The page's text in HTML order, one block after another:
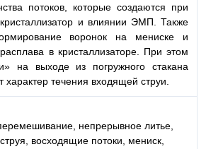
потоков, которые создаются при
и влиянии ЭМП. Также
воронок на мениске и
в кристаллизаторе. При этом
на выходе из погружного стакана
характер течения входящей струи.
непрерывное литье,
восходящие потоки, мениск,